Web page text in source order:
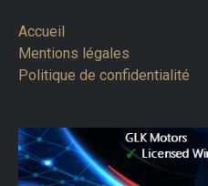
Accueil
Mentions légales
Politique de confidentialité